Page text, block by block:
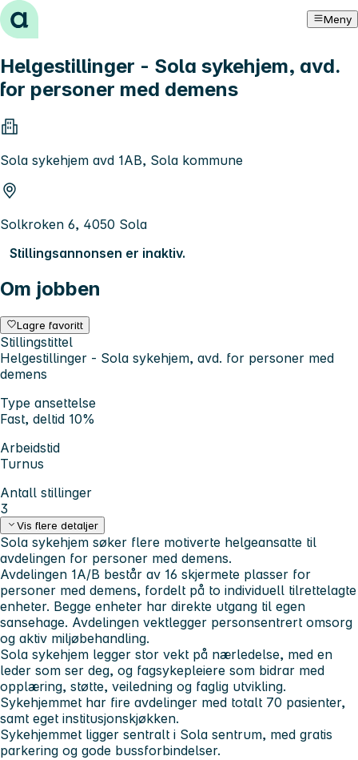
Hopp til innhold Meny
Helgestillinger - Sola sykehjem, avd.
for personer med demens
Sola sykehjem avd 1AB, Sola kommune
Solkroken 6, 4050 Sola
Stillingsannonsen er inaktiv.
Om jobben
Lagre favoritt
Stillingstittel
Helgestillinger - Sola sykehjem, avd. for personer med
demens
Type ansettelse
Fast, deltid 10%
Arbeidstid
Turnus
Antall stillinger
3
Vis flere detaljer
Sola sykehjem søker flere motiverte helgeansatte til
avdelingen for personer med demens.
Avdelingen 1A/B består av 16 skjermete plasser for
personer med demens, fordelt på to individuell tilrettelagte
enheter. Begge enheter har direkte utgang til egen
sansehage. Avdelingen vektlegger personsentrert omsorg
og aktiv miljøbehandling.
Sola sykehjem legger stor vekt på nærledelse, med en
leder som ser deg, og fagsykepleiere som bidrar med
opplæring, støtte, veiledning og faglig utvikling.
Sykehjemmet har fire avdelinger med totalt 70 pasienter,
samt eget institusjonskjøkken.
Sykehjemmet ligger sentralt i Sola sentrum, med gratis
parkering og gode bussforbindelser.